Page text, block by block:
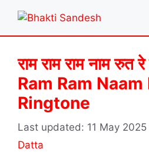
content
राम राम राम नाम रुत
Ram Ram Naam
Ringtone
11 May 2025
Datta